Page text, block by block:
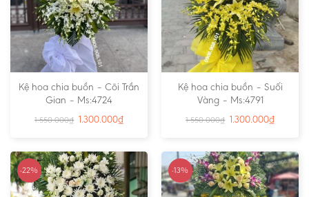
Kệ hoa chia buồn – Cõi Trần
Gian – Ms:4724
1.550.000₫ 1.300.000₫
Kệ hoa chia buồn – Suối
Vàng – Ms:4791
1.550.000₫ 1.300.000₫
-22% -13%